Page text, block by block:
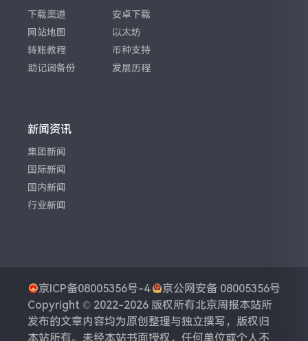
下载渠道
网站地图
转账教程
助记词备份
安卓下载
以太坊
币种支持
发展历程
新闻资讯
集团新闻
国际新闻
国内新闻
行业新闻
京ICP备08005356号-4
京公网安备 08005356号
Copyright © 2022-2026 版权所有北京周报本站所
发布的文章内容均为原创整理与独立撰写，版权归
本站所有。未经本站书面授权，任何单位或个人不